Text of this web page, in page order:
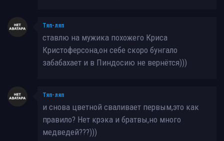
Тяп-ляп
ставлю на мужика похожего Криса
Кристоферсона,он себе скоро бунгало
забабахает и в Пиндосию не вернётся)))
Тяп-ляп
и снова цветной сваливает первым,это как
правило? Нет крэка и братвы,но много
медведей???)))